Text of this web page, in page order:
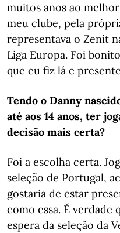
muitos anos ao
meu clube, pela
representava o Zenit
Liga Europa. Foi
que eu fiz lá e
Tendo o Danny
até aos 14 anos, ter
decisão mais certa?
Foi a escolha certa.
seleção de Portugal,
gostaria de estar
como essa. É verdade
espera da seleção da